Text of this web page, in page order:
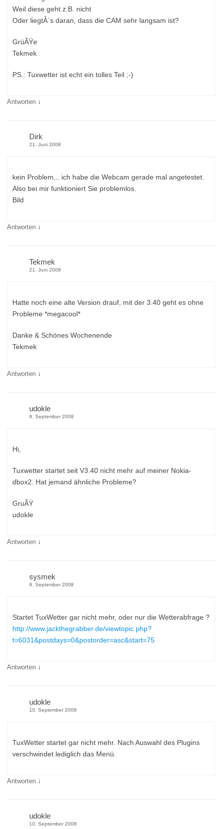
Weil diese geht z.B. nicht
Oder liegtÂ´s daran, dass die CAM sehr langsam ist?
GrüÃŸe
Tekmek
PS.: Tuxwetter ist echt ein tolles Teil ;-)
Antworten ↓
Dirk
21. Juni 2008
kein Problem,.. ich habe die Webcam gerade mal angetestet.
Also bei mir funktioniert Sie problemlos.
Bild
Antworten ↓
Tekmek
21. Juni 2008
Hatte noch eine alte Version drauf, mit der 3.40 geht es ohne
Probleme *megacool*
Danke & Schönes Wochenende
Tekmek
Antworten ↓
udokle
9. September 2008
Hi,
Tuxwetter startet seit V3.40 nicht mehr auf meiner Nokia-
dbox2. Hat jemand ähnliche Probleme?
GruÃŸ
udokle
Antworten ↓
sysmek
9. September 2008
Startet TuxWetter gar nicht mehr, oder nur die Wetterabfrage ?
http://www.jackthegrabber.de/viewtopic.php?
t=6031&postdays=0&postorder=asc&start=75
Antworten ↓
udokle
10. September 2008
TuxWetter startet gar nicht mehr. Nach Auswahl des Plugins
verschwindet lediglich das Menü.
Antworten ↓
udokle
10. September 2008